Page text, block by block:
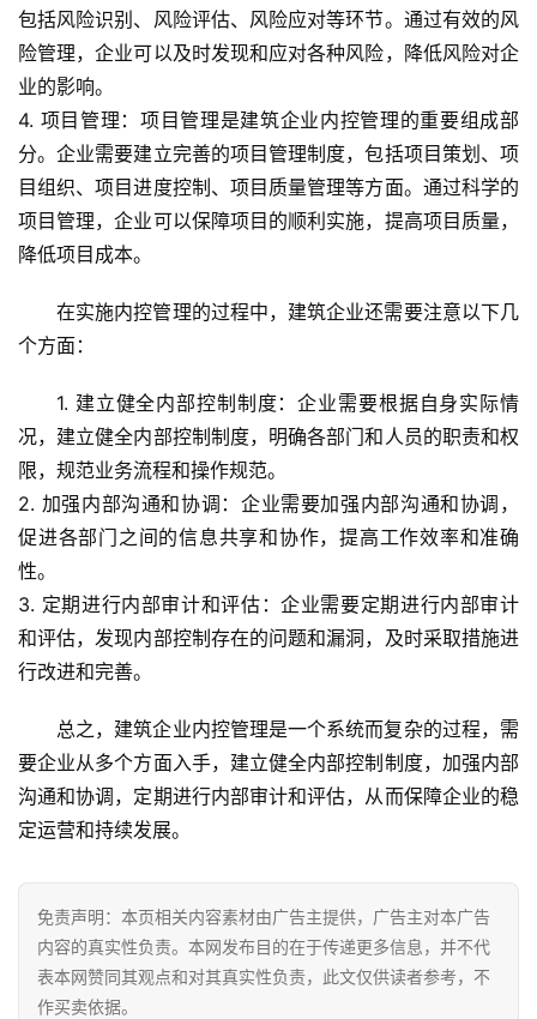
首
页
新
闻
资
讯
经
A
I
科
技
经
济
互
联
网
娱
乐
综
艺
包括风险识别、风险评估、风险应对等环节。通过有效的风
险管理，企业可以及时发现和应对各种风险，降低风险对企
业的影响。
4. 项目管理：项目管理是建筑企业内控管理的重要组成部
分。企业需要建立完善的项目管理制度，包括项目策划、项
目组织、项目进度控制、项目质量管理等方面。通过科学的
项目管理，企业可以保障项目的顺利实施，提高项目质量，
降低项目成本。
在实施内控管理的过程中，建筑企业还需要注意以下几
个方面：
1. 建立健全内部控制制度：企业需要根据自身实际情
况，建立健全内部控制制度，明确各部门和人员的职责和权
限，规范业务流程和操作规范。
2. 加强内部沟通和协调：企业需要加强内部沟通和协调，
促进各部门之间的信息共享和协作，提高工作效率和准确
性。
3. 定期进行内部审计和评估：企业需要定期进行内部审计
和评估，发现内部控制存在的问题和漏洞，及时采取措施进
行改进和完善。
总之，建筑企业内控管理是一个系统而复杂的过程，需
要企业从多个方面入手，建立健全内部控制制度，加强内部
沟通和协调，定期进行内部审计和评估，从而保障企业的稳
定运营和持续发展。
免责声明：本页相关内容素材由广告主提供，广告主对本广告
内容的真实性负责。本网发布目的在于传递更多信息，并不代
表本网赞同其观点和对其真实性负责，此文仅供读者参考，不
作买卖依据。